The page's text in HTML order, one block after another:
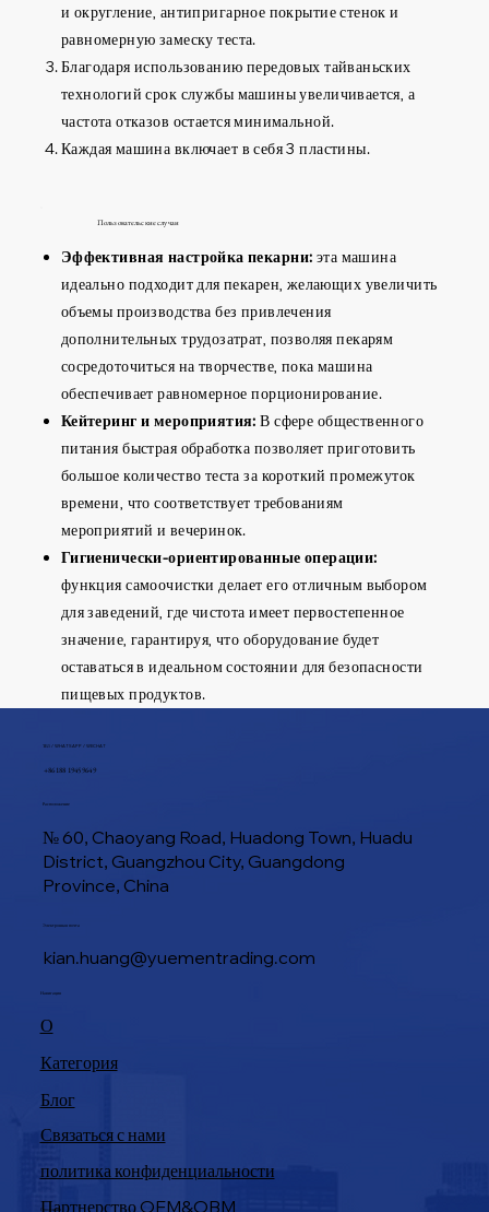
и округление, антипригарное покрытие стенок и
равномерную замеску теста.
Благодаря использованию передовых тайваньских
технологий срок службы машины увеличивается, а
частота отказов остается минимальной.
Каждая машина включает в себя 3 пластины.
Пользовательские случаи
Эффективная настройка пекарни: эта машина
идеально подходит для пекарен, желающих увеличить
объемы производства без привлечения
дополнительных трудозатрат, позволяя пекарям
сосредоточиться на творчестве, пока машина
обеспечивает равномерное порционирование.
Кейтеринг и мероприятия: В сфере общественного
питания быстрая обработка позволяет приготовить
большое количество теста за короткий промежуток
времени, что соответствует требованиям
мероприятий и вечеринок.
Гигиенически-ориентированные операции:
функция самоочистки делает его отличным выбором
для заведений, где чистота имеет первостепенное
значение, гарантируя, что оборудование будет
оставаться в идеальном состоянии для безопасности
пищевых продуктов.
ТЕЛ / WHATSAPP / WECHAT
+86 188 1945 9649
Расположение
№ 60, Chaoyang Road, Huadong Town, Huadu
District, Guangzhou City, Guangdong
Province, China
kian.huang@yuementrading.com
Электронная почта
Навигация
О
Категория
Блог
политика конфиденциальности
Связаться с нами
Продукция
Партнерство OEM&OBM